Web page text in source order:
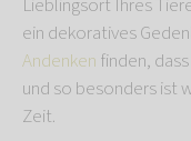
Lieblingsort Ihres
ein dekoratives
Andenken finden,
und so besonders ist
Zeit.